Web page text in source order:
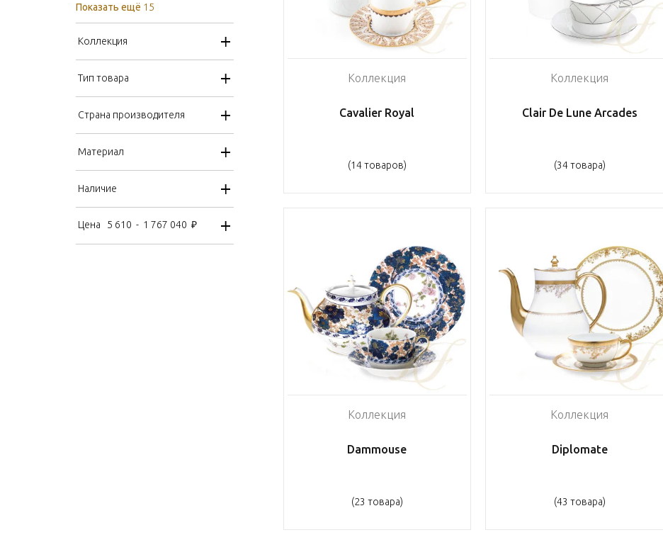
Показать ещё 15
Коллекция
Тип товара
Страна производителя
Материал
Наличие
Цена 5 610 - 1 767 040 ₽
Коллекция
Cavalier Royal
(14 товаров)
Коллекция
Clair De Lune Arcades
(34 товара)
Коллекция
Dammouse
(23 товара)
Коллекция
Diplomate
(43 товара)